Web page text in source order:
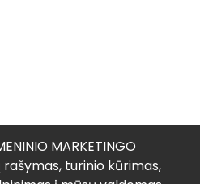
MARKETINGO
rašymas, turinio kūrimas,